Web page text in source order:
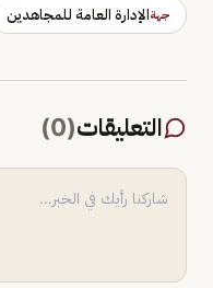
جهةالإدارة العامة للمجاهدين
التعليقات(
0
)